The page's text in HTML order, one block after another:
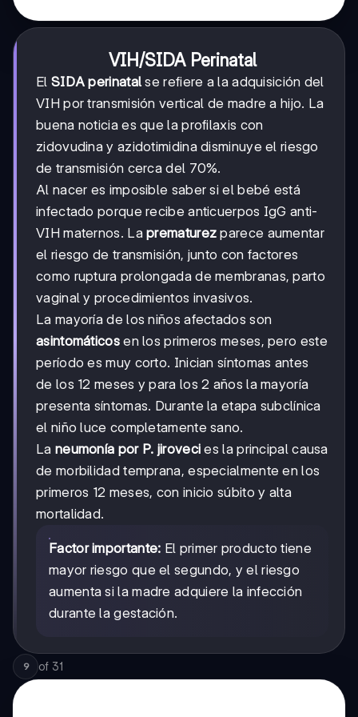
VIH/SIDA Perinatal
El SIDA perinatal se refiere a la adquisición del
VIH por transmisión vertical de madre a hijo. La
buena noticia es que la profilaxis con
zidovudina y azidotimidina disminuye el riesgo
de transmisión cerca del 70%.
Al nacer es imposible saber si el bebé está
infectado porque recibe anticuerpos IgG anti-
VIH maternos. Laprematurez parece aumentar
el riesgo de transmisión, junto con factores
como ruptura prolongada de membranas, parto
vaginal y procedimientos invasivos.
La mayoría de los niños afectados son
asintomáticosen los primeros meses, pero este
período es muy corto. Inician síntomas antes
de los 12 meses y para los 2 años la mayoría
presenta síntomas. Durante la etapa subclínica
el niño luce completamente sano.
La neumonía por P. jiroveci es la principal causa
de morbilidad temprana, especialmente en los
primeros 12 meses, con inicio súbito y alta
mortalidad.
Factor importante: El primer producto tiene
mayor riesgo que el segundo, y el riesgo
aumenta si la madre adquiere la infección
durante la gestación.
9 of 31